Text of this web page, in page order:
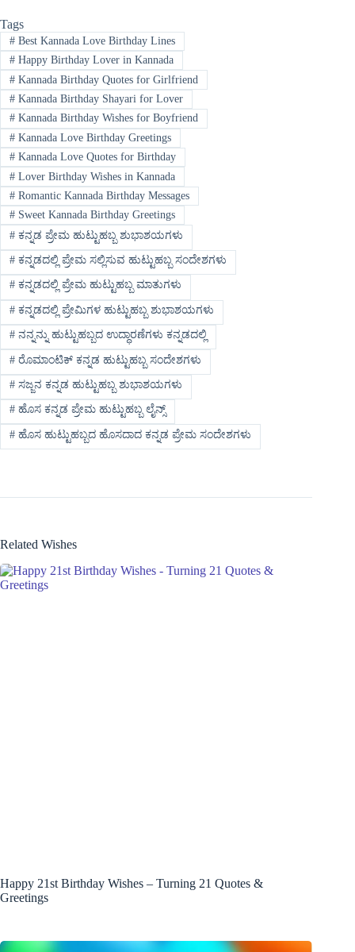
Tags
#Best Kannada Love Birthday Lines
#Happy Birthday Lover in Kannada
#Kannada Birthday Quotes for Girlfriend
#Kannada Birthday Shayari for Lover
#Kannada Birthday Wishes for Boyfriend
#Kannada Love Birthday Greetings
#Kannada Love Quotes for Birthday
#Lover Birthday Wishes in Kannada
#Romantic Kannada Birthday Messages
#Sweet Kannada Birthday Greetings
#ಕನ್ನಡ ಪ್ರೇಮ ಹುಟ್ಟುಹಬ್ಬ ಶುಭಾಶಯಗಳು
#ಕನ್ನಡದಲ್ಲಿ ಪ್ರೇಮ ಸಲ್ಲಿಸುವ ಹುಟ್ಟುಹಬ್ಬ ಸಂದೇಶಗಳು
#ಕನ್ನಡದಲ್ಲಿ ಪ್ರೇಮ ಹುಟ್ಟುಹಬ್ಬ ಮಾತುಗಳು
#ಕನ್ನಡದಲ್ಲಿ ಪ್ರೇಮಿಗಳ ಹುಟ್ಟುಹಬ್ಬ ಶುಭಾಶಯಗಳು
#ನನ್ನನ್ನು ಹುಟ್ಟುಹಬ್ಬದ ಉದ್ಧಾರಣೆಗಳು ಕನ್ನಡದಲ್ಲಿ
#ರೊಮಾಂಟಿಕ್ ಕನ್ನಡ ಹುಟ್ಟುಹಬ್ಬ ಸಂದೇಶಗಳು
#ಸಜ್ಜನ ಕನ್ನಡ ಹುಟ್ಟುಹಬ್ಬ ಶುಭಾಶಯಗಳು
#ಹೊಸ ಕನ್ನಡ ಪ್ರೇಮ ಹುಟ್ಟುಹಬ್ಬ ಲೈನ್ಸ್
#ಹೊಸ ಹುಟ್ಟುಹಬ್ಬದ ಹೊಸದಾದ ಕನ್ನಡ ಪ್ರೇಮ ಸಂದೇಶಗಳು
Related Wishes
Happy 21st Birthday Wishes – Turning 21 Quotes &
Greetings